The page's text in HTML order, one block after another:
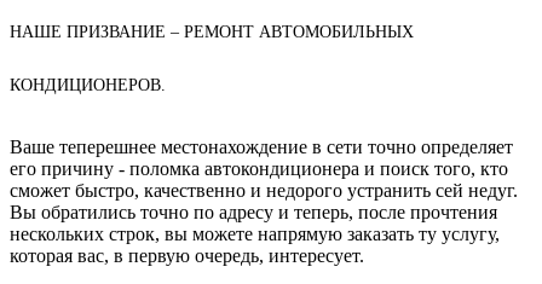
НАШЕ ПРИЗВАНИЕ – РЕМОНТ АВТОМОБИЛЬНЫХ
КОНДИЦИОНЕРОВ.
Ваше теперешнее местонахождение в сети точно определяет
его причину - поломка автокондиционера и поиск того, кто
сможет быстро, качественно и недорого устранить сей недуг.
Вы обратились точно по адресу и теперь, после прочтения
нескольких строк, вы можете напрямую заказать ту услугу,
которая вас, в первую очередь, интересует.